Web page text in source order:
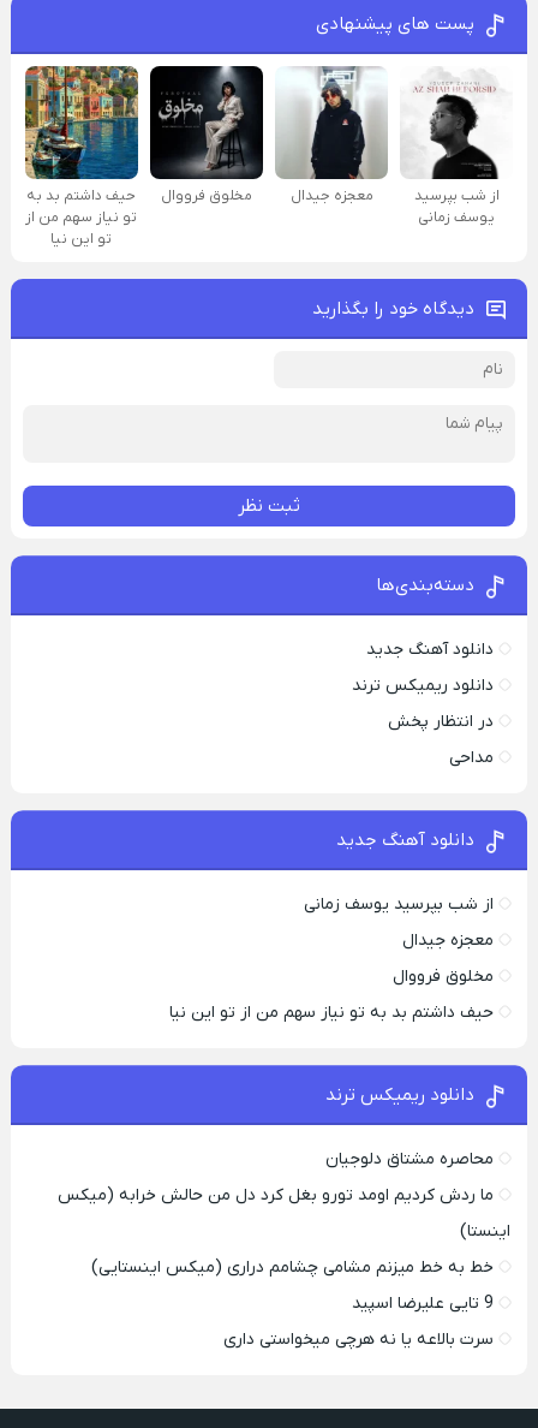
پست های پیشنهادی
از شب بپرسید
یوسف زمانی
معجزه جیدال مخلوق فرووال
حیف داشتم بد به
تو نیاز سهم من از
تو این نیا
دیدگاه خود را بگذارید
ثبت نظر
دسته‌بندی‌ها
دانلود آهنگ جدید
دانلود ریمیکس ترند
در انتظار پخش
مداحی
دانلود آهنگ جدید
از شب بپرسید یوسف زمانی
معجزه جیدال
مخلوق فرووال
حیف داشتم بد به تو نیاز سهم من از تو این نیا
دانلود ریمیکس ترند
محاصره مشتاق دلوجیان
ما ردش کردیم اومد تورو بغل کرد دل من حالش خرابه (میکس
اینستا)
خط به خط میزنم مشامی چشامم دراری (میکس اینستایی)
9 تایی علیرضا اسپید
سرت بالاعه یا نه هرچی میخواستی داری